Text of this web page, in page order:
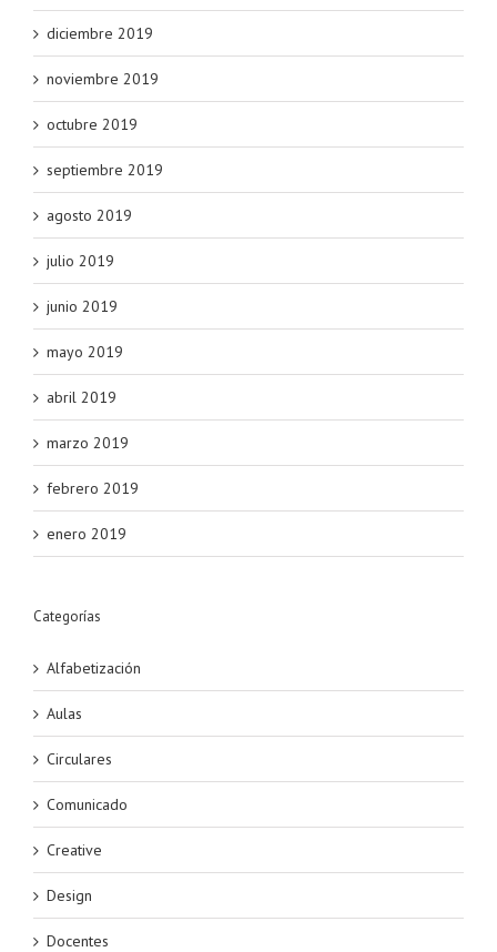
diciembre 2019
noviembre 2019
octubre 2019
septiembre 2019
agosto 2019
julio 2019
junio 2019
mayo 2019
abril 2019
marzo 2019
febrero 2019
enero 2019
Categorías
Alfabetización
Aulas
Circulares
Comunicado
Creative
Design
Docentes